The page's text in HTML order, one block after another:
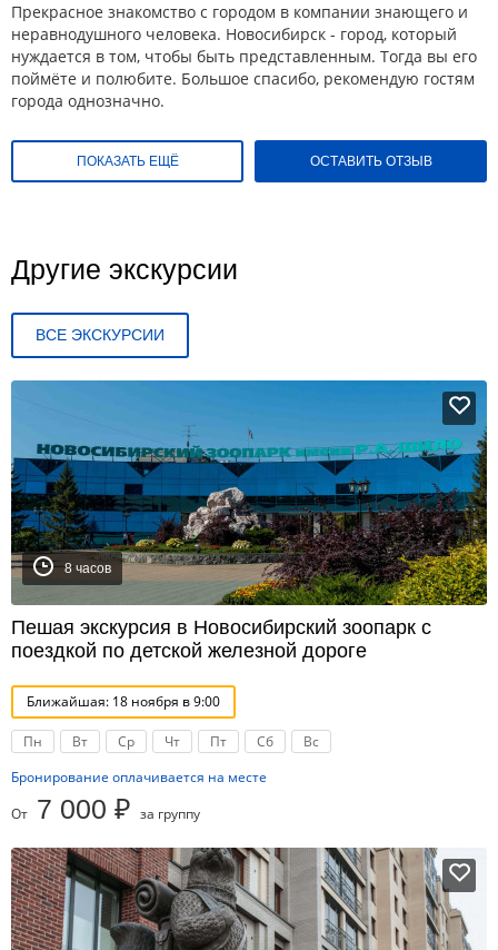
Прекрасное знакомство с городом в компании знающего и
неравнодушного человека. Новосибирск - город, который
нуждается в том, чтобы быть представленным. Тогда вы его
поймёте и полюбите. Большое спасибо, рекомендую гостям
города однозначно.
ПОКАЗАТЬ ЕЩЁ ОСТАВИТЬ ОТЗЫВ
Другие экскурсии
ВСЕ ЭКСКУРСИИ
8 часов
Пешая экскурсия в Новосибирский зоопарк с
поездкой по детской железной дороге
Ближайшая: 18 ноября в 9:00
Пн Вт Ср Чт Пт Сб
Вс
Бронирование оплачивается на месте
От 7 000 ₽ за группу